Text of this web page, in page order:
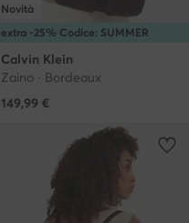
extra -25% Codice: SUMMER
Novità
Calvin Klein
Zaino · Bordeaux
149,99 €